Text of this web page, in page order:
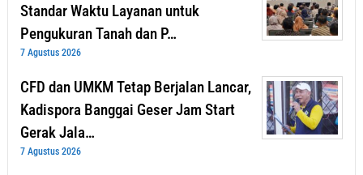
Standar Waktu Layanan untuk
Pengukuran Tanah dan P…
7 Agustus 2026
CFD dan UMKM Tetap Berjalan Lancar,
Kadispora Banggai Geser Jam Start
Gerak Jala…
7 Agustus 2026